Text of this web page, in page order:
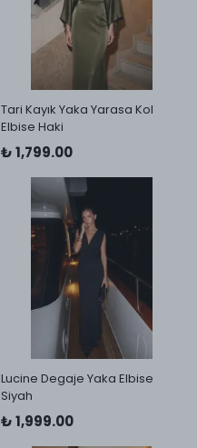
Tari Kayık Yaka Yarasa Kol
Elbise Haki
₺ 1,799.00
Lucine Degaje Yaka Elbise
Siyah
₺ 1,999.00